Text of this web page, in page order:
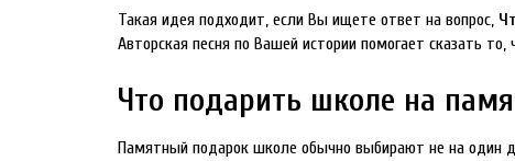
Такая идея подходит, если Вы ищете ответ на вопрос,
Авторская песня по Вашей истории помогает сказать
Что подарить школе на
Памятный подарок школе обычно выбирают не на один